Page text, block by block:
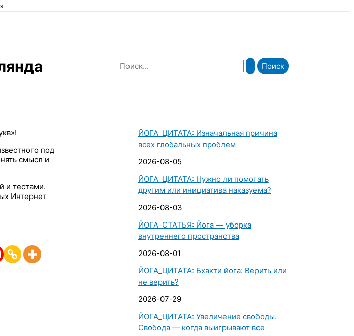
под
смысл и
и тестами.
Интернет
П
ЙОГА_ЦИТАТА: Изначальная причина
всех глобальных проблем
2026-08-05
ЙОГА_ЦИТАТА: Нужно ли помогать
другим или инициатива наказуема?
2026-08-03
ЙОГА-СТАТЬЯ: Йога — уборка
внутреннего пространства
2026-08-01
ЙОГА_ЦИТАТА: Бхакти йога: Верить или
не верить?
2026-07-29
ЙОГА_ЦИТАТА: Увеличение свободы.
Свобода — когда выигрывают все